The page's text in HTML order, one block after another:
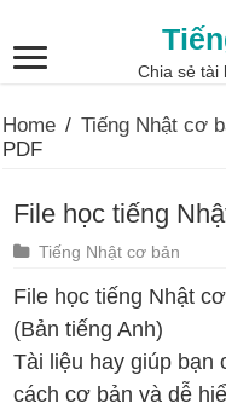
Chia sẻ tài
Home / Tiếng Nhật cơ
PDF
File học tiếng
Tiếng Nhật cơ bản
File học tiếng Nhật
(Bản tiếng Anh)
Tài liệu hay giúp bạn
cách cơ bản và dễ